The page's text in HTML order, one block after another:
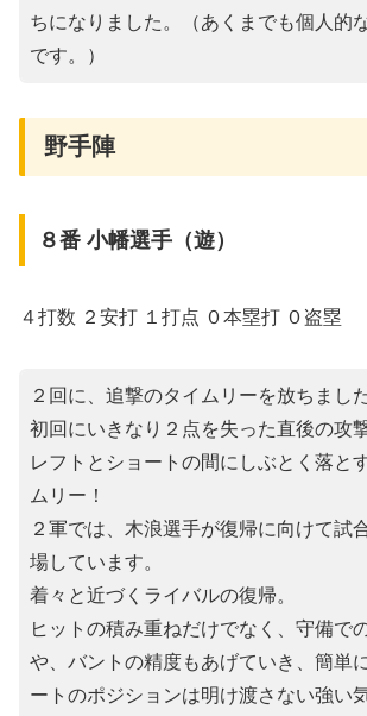
ちになりました。（あくまでも個人的
です。）
野手陣
８番 小幡選手（遊）
４打数 ２安打 １打点 ０本塁打 ０盗塁
２回に、追撃のタイムリーを放ちまし
初回にいきなり２点を失った直後の攻撃
レフトとショートの間にしぶとく落と
ムリー！
２軍では、木浪選手が復帰に向けて試
場しています。
着々と近づくライバルの復帰。
ヒットの積み重ねだけでなく、守備で
や、バントの精度もあげていき、簡単
ートのポジションは明け渡さない強い